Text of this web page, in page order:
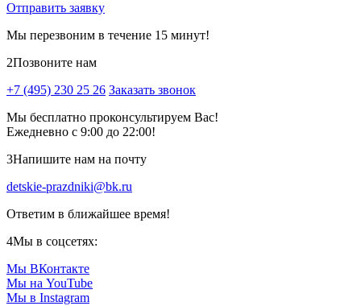
Отправить заявку
Мы перезвоним в течение 15 минут!
2Позвоните нам
+7 (495) 230 25 26 Заказать звонок
Мы бесплатно проконсультируем Вас!
Ежедневно с 9:00 до 22:00!
3Напишите нам на почту
detskie-prazdniki@bk.ru
Ответим в ближайшее время!
4Мы в соцсетях:
Мы ВКонтакте
Мы на YouTube
Мы в Instagram